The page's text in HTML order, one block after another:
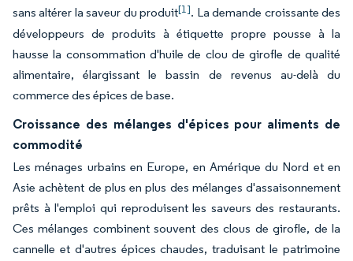
sans altérer la saveur du produit[1]. La demande croissante des
développeurs de produits à étiquette propre pousse à la
hausse la consommation d'huile de clou de girofle de qualité
alimentaire, élargissant le bassin de revenus au-delà du
commerce des épices de base.
Croissance des mélanges d'épices pour aliments de
commodité
Les ménages urbains en Europe, en Amérique du Nord et en
Asie achètent de plus en plus des mélanges d'assaisonnement
prêts à l'emploi qui reproduisent les saveurs des restaurants.
Ces mélanges combinent souvent des clous de girofle, de la
cannelle et d'autres épices chaudes, traduisant le patrimoine